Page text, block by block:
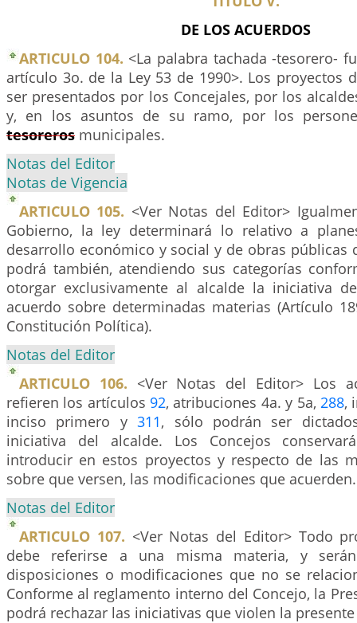
DE LOS ACUERDOS
ARTICULO 104. <La palabra tachada -tesorero-
artículo 3o. de la Ley 53 de 1990>. Los proyectos
ser presentados por los Concejales, por los
y, en los asuntos de su ramo, por los
tesoreros municipales.
Notas del Editor
Notas de Vigencia
ARTICULO 105. <Ver Notas del Editor>
Gobierno, la ley determinará lo relativo a
desarrollo económico y social y de obras públicas
podrá también, atendiendo sus categorías
otorgar exclusivamente al alcalde la iniciativa
acuerdo sobre determinadas materias (Artículo
Constitución Política).
Notas del Editor
ARTICULO 106. <Ver Notas del Editor> Los
refieren los artículos 92, atribuciones 4a. y 5a, 288,
inciso primero y311, sólo podrán ser
iniciativa del alcalde. Los Concejos
introducir en estos proyectos y respecto de las
sobre que versen, las modificaciones que acuerden.
Notas del Editor
ARTICULO 107. <Ver Notas del Editor> Todo
debe referirse a una misma materia, y
disposiciones o modificaciones que no se
Conforme al reglamento interno del Concejo, la
podrá rechazar las iniciativas que violen la